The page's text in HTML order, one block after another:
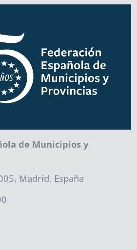
de Municipios y
Madrid. España